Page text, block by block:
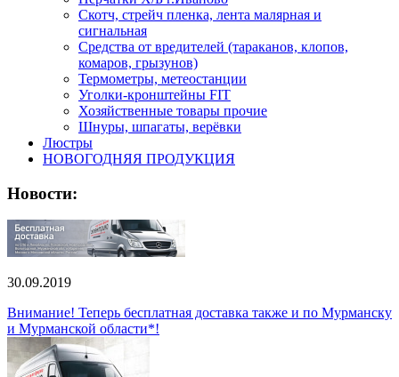
Скотч, стрейч пленка, лента малярная и
сигнальная
Средства от вредителей (тараканов, клопов,
комаров, грызунов)
Термометры, метеостанции
Уголки-кронштейны FIT
Хозяйственные товары прочие
Шнуры, шпагаты, верёвки
Люстры
НОВОГОДНЯЯ ПРОДУКЦИЯ
Новости:
30.09.2019
Внимание! Теперь бесплатная доставка также и по Мурманску
и Мурманской области*!